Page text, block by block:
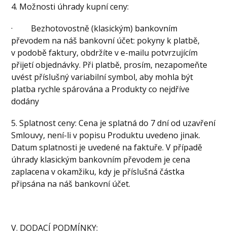
4. Možnosti úhrady kupní ceny:
· Bezhotovostně (klasickým) bankovním
převodem na náš bankovní účet: pokyny k platbě,
v podobě faktury, obdržíte v e-mailu potvrzujícím
přijetí objednávky. Při platbě, prosím, nezapomeňte
uvést příslušný variabilní symbol, aby mohla být
platba rychle spárována a Produkty co nejdříve
dodány
5. Splatnost ceny: Cena je splatná do 7 dní od uzavření
Smlouvy, není-li v popisu Produktu uvedeno jinak.
Datum splatnosti je uvedené na faktuře. V případě
úhrady klasickým bankovním převodem je cena
zaplacena v okamžiku, kdy je příslušná částka
připsána na náš bankovní účet.
V. DODACÍ PODMÍNKY: